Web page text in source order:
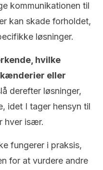
kommunikationen til
kan skade forholdet,
løsninger.
hvilke
eller
derefter løsninger,
idet I tager hensyn til
hver især.
fungerer i praksis,
for at vurdere andre